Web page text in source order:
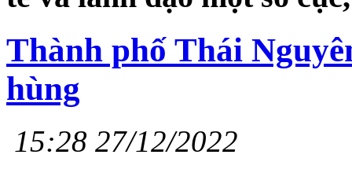
Thành phố Thái
hùng
15:28 27/12/2022